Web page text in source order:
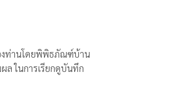
งท่านโดยพิพิธภัณฑ์บ้าน
ล ในการเรียกดูบันทึก